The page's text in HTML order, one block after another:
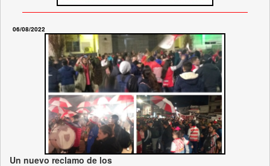
06/08/2022
Un nuevo reclamo de los